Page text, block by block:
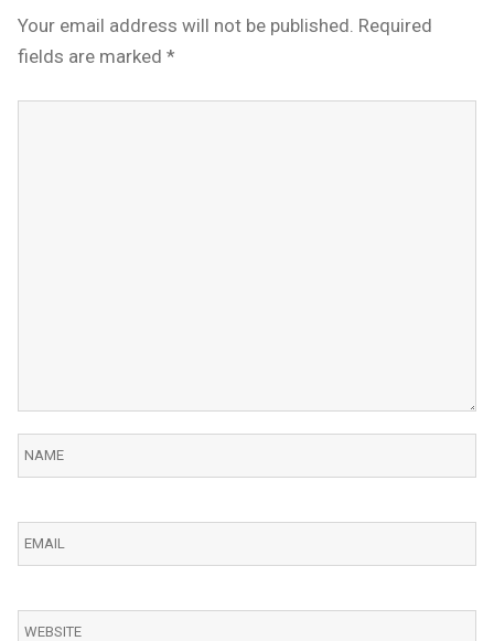
Your email address will not be published. Required
fields are marked *